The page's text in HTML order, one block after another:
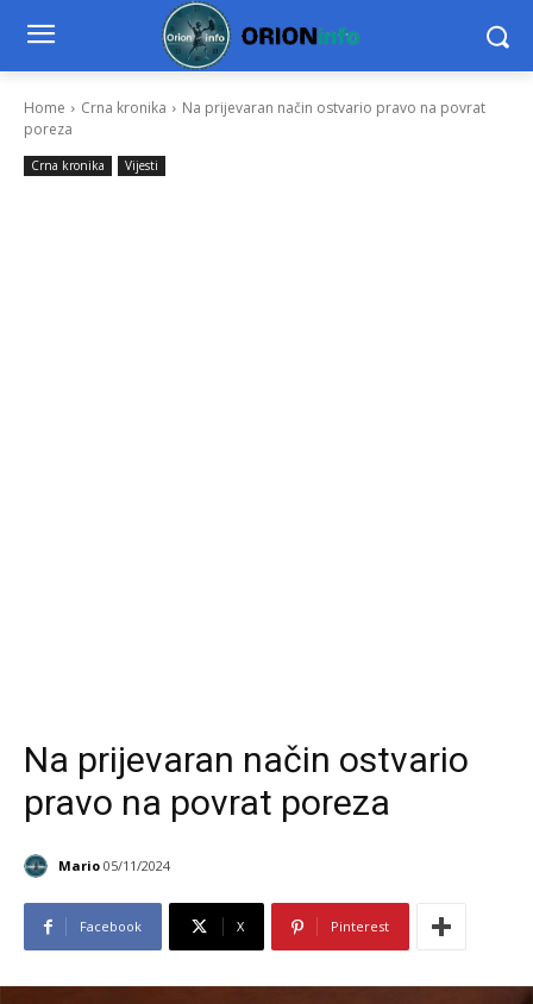
Home Crna kronika
Na prijevaran način ostvario pravo na povrat
poreza
Crna kronika Vijesti
Na prijevaran način ostvario
pravo na povrat poreza
Mario 05/11/2024
Facebook X Pinterest